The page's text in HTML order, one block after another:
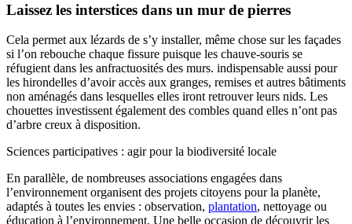
Laissez les interstices dans un mur de pierres
Cela permet aux lézards de s’y installer, même chose sur les façades
si l’on rebouche chaque fissure puisque les chauve-souris se
réfugient dans les anfractuosités des murs. indispensable aussi pour
les hirondelles d’avoir accès aux granges, remises et autres bâtiments
non aménagés dans lesquelles elles iront retrouver leurs nids. Les
chouettes investissent également des combles quand elles n’ont pas
d’arbre creux à disposition.
Sciences participatives : agir pour la biodiversité locale
En parallèle, de nombreuses associations engagées dans
l’environnement organisent des projets citoyens pour la planète,
adaptés à toutes les envies : observation, plantation, nettoyage ou
éducation à l’environnement. Une belle occasion de découvrir les